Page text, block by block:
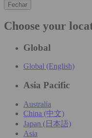
Fechar
Choose your
Global
Global (English)
Asia Pacific
Australia
China (中文)
Japan (日本語)
Asia